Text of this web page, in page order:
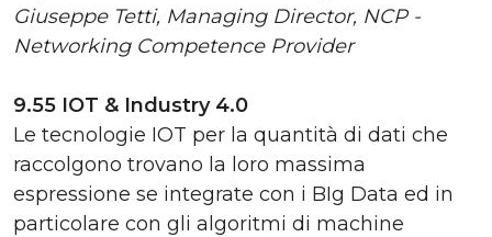
Giuseppe Tetti, Managing Director, NCP -
Networking Competence Provider
9.55 IOT & Industry 4.0
Le tecnologie IOT per la quantità di dati che
raccolgono trovano la loro massima
espressione se integrate con i BIg Data ed in
particolare con gli algoritmi di machine